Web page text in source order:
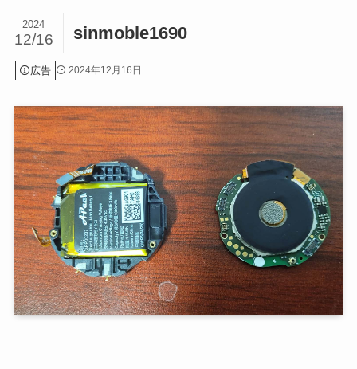
sinmoble1690
2024
12/16
広告 2024年12月16日